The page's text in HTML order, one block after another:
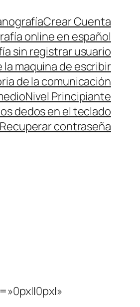
Crear Cuenta
online en español
sin registrar usuario
la maquina de escribir
de la comunicación
Nivel Principiante
dedos en el teclado
Recuperar contraseña